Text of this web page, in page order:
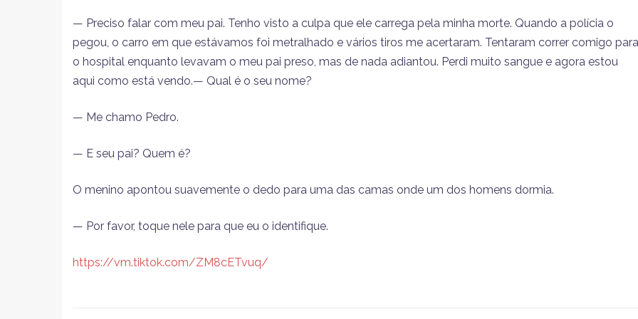
— Preciso falar com meu pai. Tenho visto a culpa que ele carrega pela minha morte. Quando a polícia o
pegou, o carro em que estávamos foi metralhado e vários tiros me acertaram. Tentaram correr comigo para
o hospital enquanto levavam o meu pai preso, mas de nada adiantou. Perdi muito sangue e agora estou
aqui como está vendo.— Qual é o seu nome?
— Me chamo Pedro.
— E seu pai? Quem é?
O menino apontou suavemente o dedo para uma das camas onde um dos homens dormia.
— Por favor, toque nele para que eu o identifique.
https://vm.tiktok.com/ZM8cETvuq/